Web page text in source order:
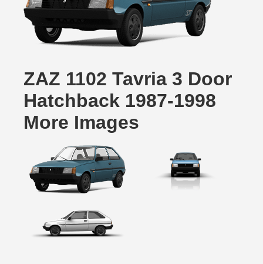
ZAZ 1102 Tavria 3 Door
Hatchback 1987-1998
More Images